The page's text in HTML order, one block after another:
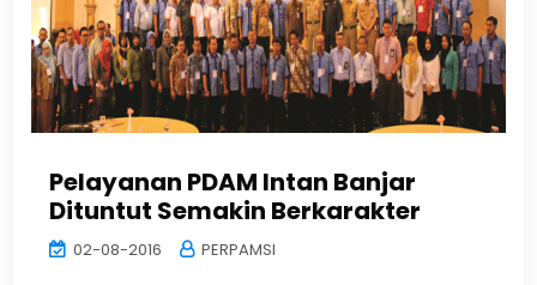
Pelayanan PDAM Intan Banjar
Dituntut Semakin Berkarakter
02-08-2016 PERPAMSI